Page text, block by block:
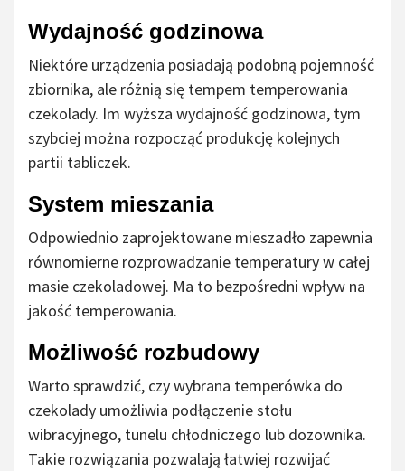
Wydajność godzinowa
Niektóre urządzenia posiadają podobną pojemność
zbiornika, ale różnią się tempem temperowania
czekolady. Im wyższa wydajność godzinowa, tym
szybciej można rozpocząć produkcję kolejnych
partii tabliczek.
System mieszania
Odpowiednio zaprojektowane mieszadło zapewnia
równomierne rozprowadzanie temperatury w całej
masie czekoladowej. Ma to bezpośredni wpływ na
jakość temperowania.
Możliwość rozbudowy
Warto sprawdzić, czy wybrana temperówka do
czekolady umożliwia podłączenie stołu
wibracyjnego, tunelu chłodniczego lub dozownika.
Takie rozwiązania pozwalają łatwiej rozwijać